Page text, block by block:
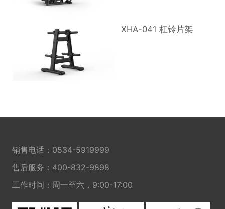
XHA-041 杠铃片架
销售电话： 0534-5919999
售后服务： 400-832-9898
工作时间：周一至六，9:00-17:00